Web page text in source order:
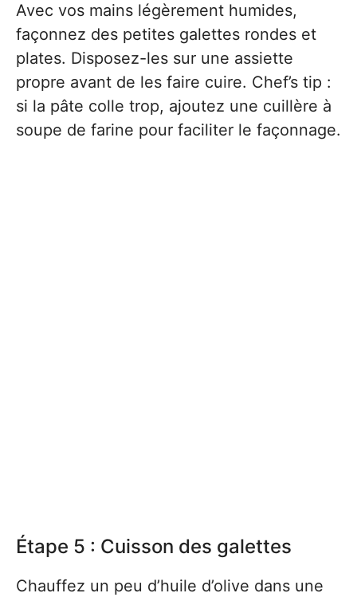
Avec vos mains légèrement humides,
façonnez des petites galettes rondes et
plates. Disposez-les sur une assiette
propre avant de les faire cuire. Chef’s tip :
si la pâte colle trop, ajoutez une cuillère à
soupe de farine pour faciliter le façonnage.
Étape 5 : Cuisson des galettes
Chauffez un peu d’huile d’olive dans une